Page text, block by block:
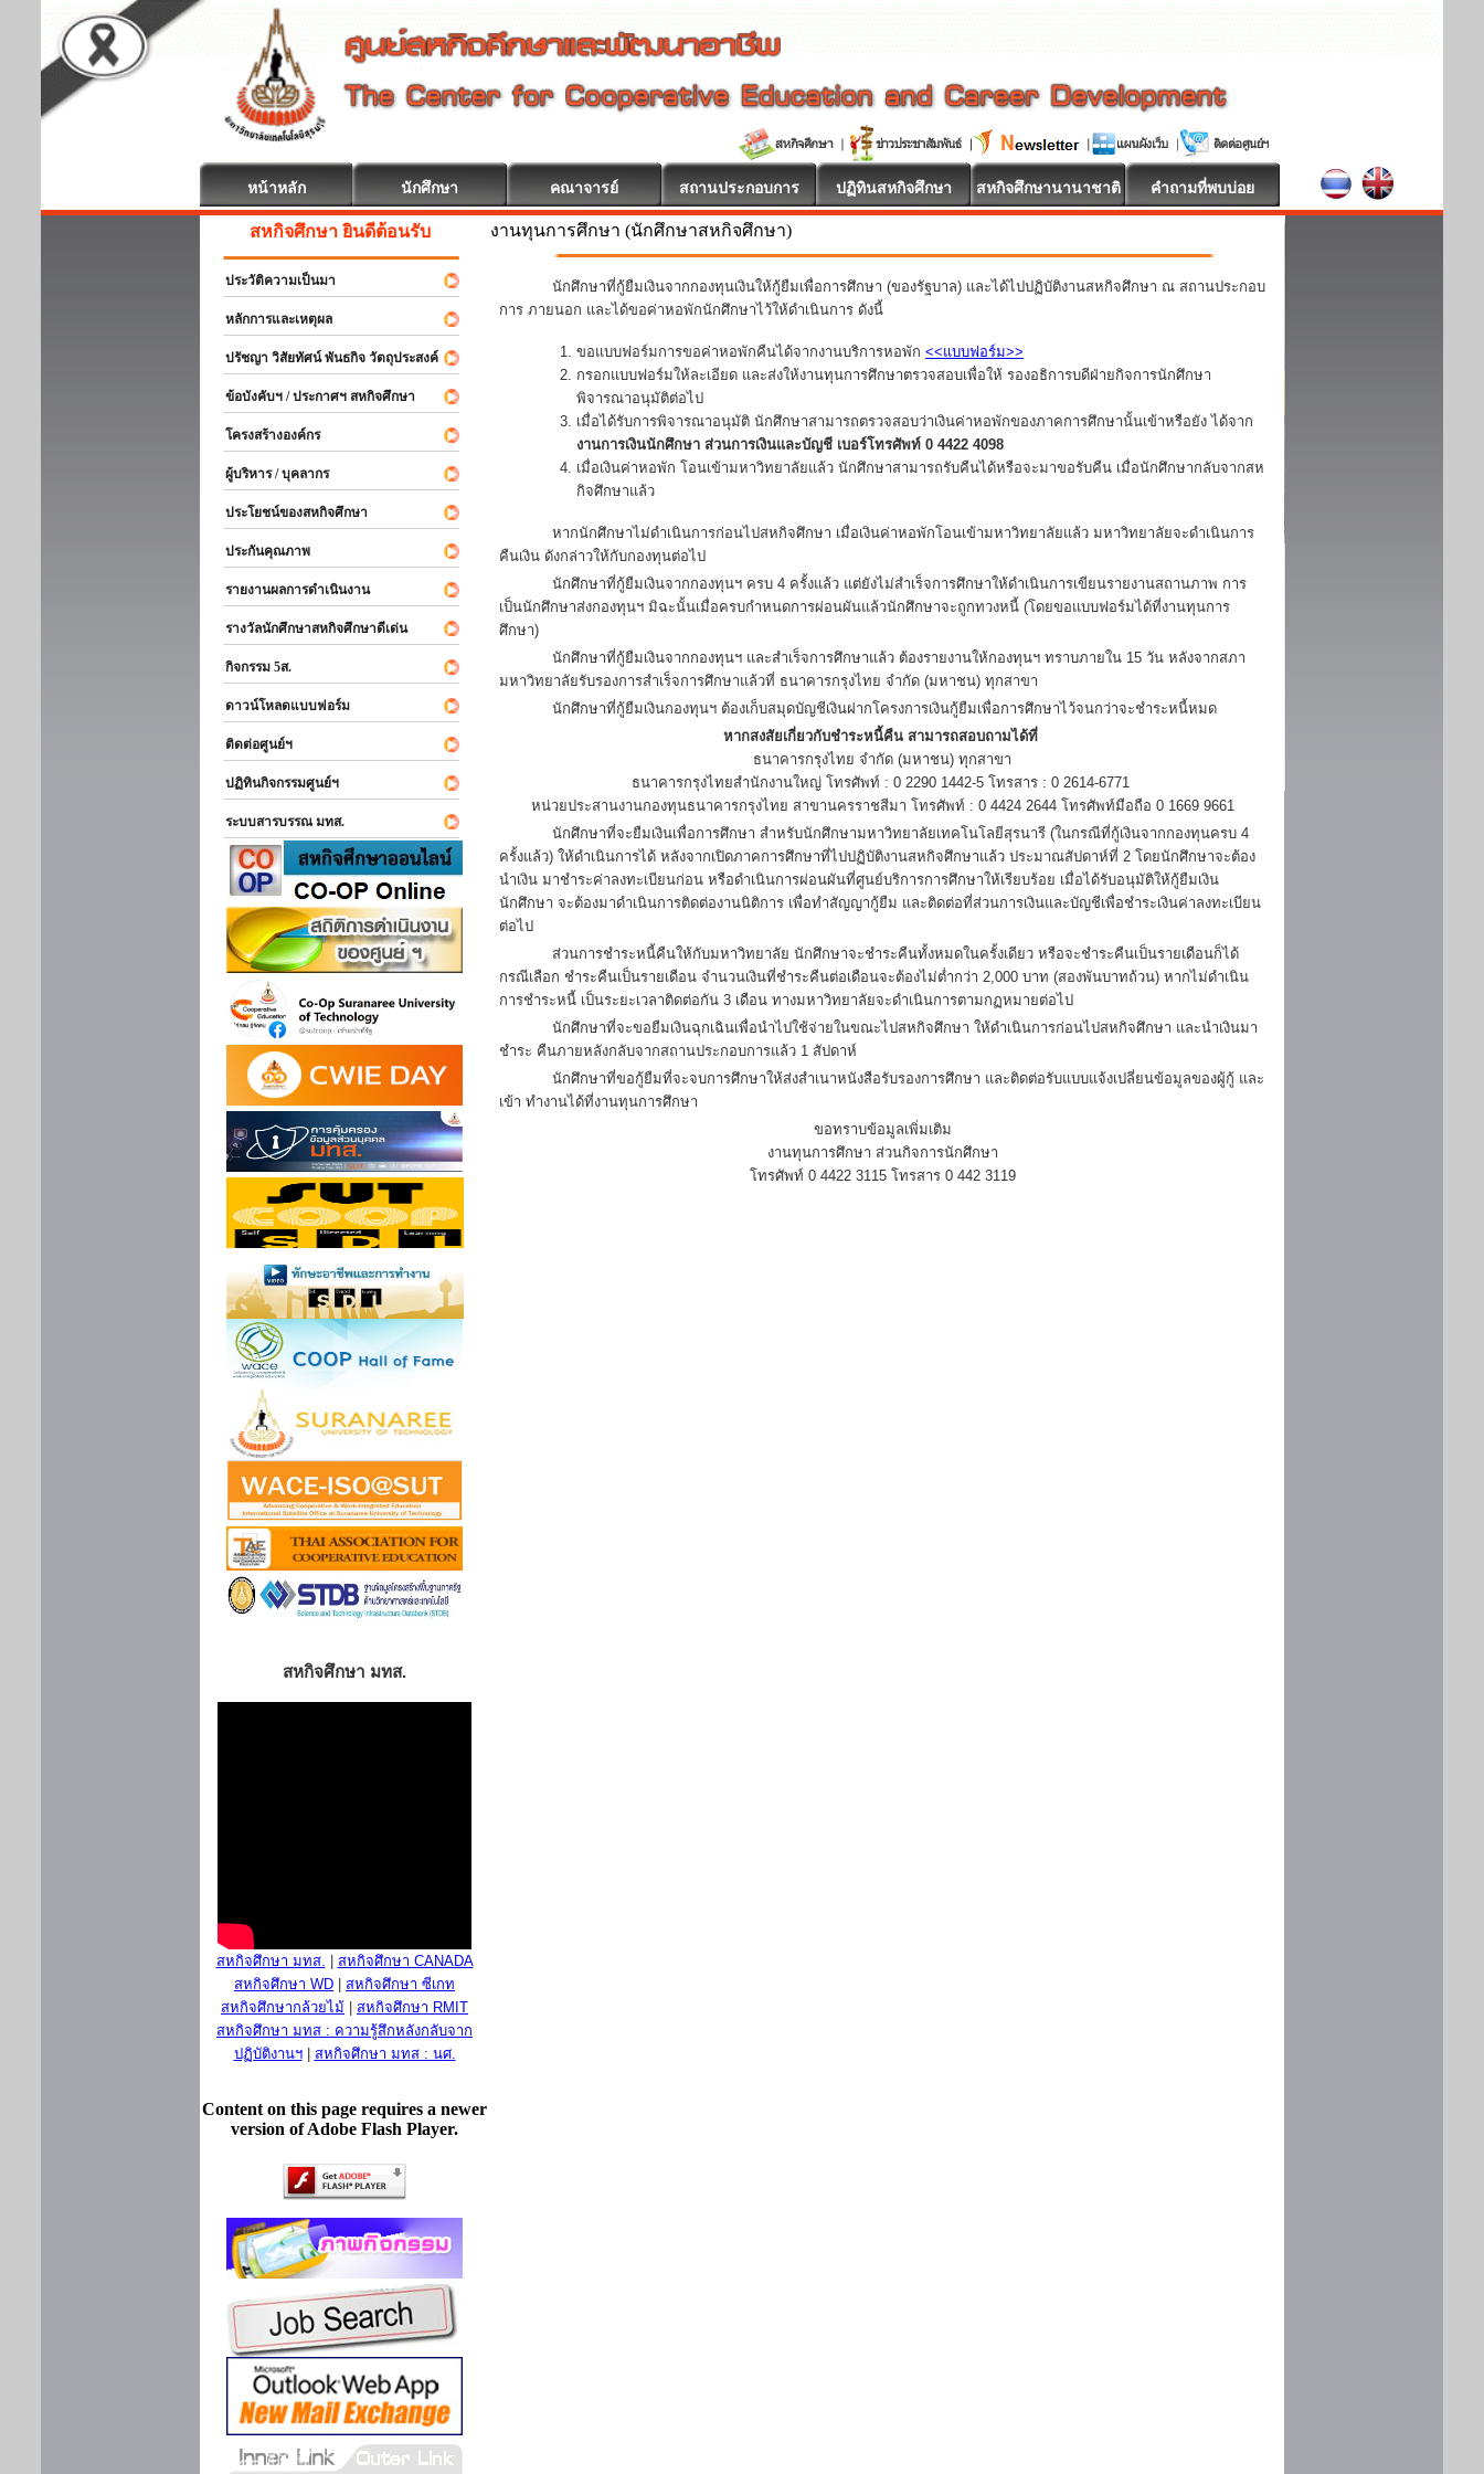
หน้าหลัก นักศึกษา คณาจารย์ สถานประกอบการ ปฏิทินสหกิจศึกษา สหกิจศึกษานานาชาติ คำถามที่พบบ่อย
สหกิจศึกษา ยินดีต้อนรับ
ประวัติความเป็นมา
หลักการและเหตุผล
ปรัชญา วิสัยทัศน์ พันธกิจ วัตถุประสงค์
ข้อบังคับฯ / ประกาศฯ สหกิจศึกษา
โครงสร้างองค์กร
ผู้บริหาร / บุคลากร
ประโยชน์ของสหกิจศึกษา
ประกันคุณภาพ
รายงานผลการดำเนินงาน
รางวัลนักศึกษาสหกิจศึกษาดีเด่น
กิจกรรม 5ส.
ดาวน์โหลดแบบฟอร์ม
ติดต่อศูนย์ฯ
ปฏิทินกิจกรรมศูนย์ฯ
ระบบสารบรรณ มทส.
สหกิจศึกษา มทส.
สหกิจศึกษา มทส.
สหกิจศึกษา CANADA
สหกิจศึกษา WD
สหกิจศึกษา ซีเกท
สหกิจศึกษากล้วยไม้
สหกิจศึกษา RMIT
สหกิจศึกษา มทส : ความรู้สึกหลังกลับจาก
ปฏิบัติงานฯ| สหกิจศึกษา มทส : นศ.
Content on this page requires a newer
version of Adobe Flash Player.
งานทุนการศึกษา (นักศึกษาสหกิจศึกษา)
นักศึกษาที่กู้ยืมเงินจากกองทุนเงินให้กู้ยืมเพื่อการศึกษา (ของรัฐบาล) และได้ไปปฏิบัติงานสหกิจศึกษา ณ สถานประกอบ
การ ภายนอก และได้ขอค่าหอพักนักศึกษาไว้ให้ดำเนินการ ดังนี้
ขอแบบฟอร์มการขอค่าหอพักคืนได้จากงานบริการหอพัก <<แบบฟอร์ม>>
กรอกแบบฟอร์มให้ละเอียด และส่งให้งานทุนการศึกษาตรวจสอบเพื่อให้ รองอธิการบดีฝ่ายกิจการนักศึกษา
พิจารณาอนุมัติต่อไป
เมื่อได้รับการพิจารณาอนุมัติ นักศึกษาสามารถตรวจสอบว่าเงินค่าหอพักของภาคการศึกษานั้นเข้าหรือยัง ได้จาก
งานการเงินนักศึกษา ส่วนการเงินและบัญชี เบอร์โทรศัพท์ 0 4422 4098
เมื่อเงินค่าหอพัก โอนเข้ามหาวิทยาลัยแล้ว นักศึกษาสามารถรับคืนได้หรือจะมาขอรับคืน เมื่อนักศึกษากลับจากสห
กิจศึกษาแล้ว
หากนักศึกษาไม่ดำเนินการก่อนไปสหกิจศึกษา เมื่อเงินค่าหอพักโอนเข้ามหาวิทยาลัยแล้ว มหาวิทยาลัยจะดำเนินการ
คืนเงิน ดังกล่าวให้กับกองทุนต่อไป
นักศึกษาที่กู้ยืมเงินจากกองทุนฯ ครบ 4 ครั้งแล้ว แต่ยังไม่สำเร็จการศึกษาให้ดำเนินการเขียนรายงานสถานภาพ การ
เป็นนักศึกษาส่งกองทุนฯ มิฉะนั้นเมื่อครบกำหนดการผ่อนผันแล้วนักศึกษาจะถูกทวงหนี้ (โดยขอแบบฟอร์มได้ที่งานทุนการ
ศึกษา)
นักศึกษาที่กู้ยืมเงินจากกองทุนฯ และสำเร็จการศึกษาแล้ว ต้องรายงานให้กองทุนฯ ทราบภายใน 15 วัน หลังจากสภา
มหาวิทยาลัยรับรองการสำเร็จการศึกษาแล้วที่ ธนาคารกรุงไทย จำกัด (มหาชน) ทุกสาขา
นักศึกษาที่กู้ยืมเงินกองทุนฯ ต้องเก็บสมุดบัญชีเงินฝากโครงการเงินกู้ยืมเพื่อการศึกษาไว้จนกว่าจะชำระหนี้หมด
หากสงสัยเกี่ยวกับชำระหนี้คืน สามารถสอบถามได้ที่
ธนาคารกรุงไทย จำกัด (มหาชน) ทุกสาขา
ธนาคารกรุงไทยสำนักงานใหญ่ โทรศัพท์ : 0 2290 1442-5 โทรสาร : 0 2614-6771
หน่วยประสานงานกองทุนธนาคารกรุงไทย สาขานครราชสีมา โทรศัพท์ : 0 4424 2644 โทรศัพท์มือถือ 0 1669 9661
นักศึกษาที่จะยืมเงินเพื่อการศึกษา สำหรับนักศึกษามหาวิทยาลัยเทคโนโลยีสุรนารี (ในกรณีที่กู้เงินจากกองทุนครบ 4
ครั้งแล้ว) ให้ดำเนินการได้ หลังจากเปิดภาคการศึกษาที่ไปปฏิบัติงานสหกิจศึกษาแล้ว ประมาณสัปดาห์ที่ 2 โดยนักศึกษาจะต้อง
นำเงิน มาชำระค่าลงทะเบียนก่อน หรือดำเนินการผ่อนผันที่ศูนย์บริการการศึกษาให้เรียบร้อย เมื่อได้รับอนุมัติให้กู้ยืมเงิน
นักศึกษา จะต้องมาดำเนินการติดต่องานนิติการ เพื่อทำสัญญากู้ยืม และติดต่อที่ส่วนการเงินและบัญชีเพื่อชำระเงินค่าลงทะเบียน
ต่อไป
ส่วนการชำระหนี้คืนให้กับมหาวิทยาลัย นักศึกษาจะชำระคืนทั้งหมดในครั้งเดียว หรือจะชำระคืนเป็นรายเดือนก็ได้
กรณีเลือก ชำระคืนเป็นรายเดือน จำนวนเงินที่ชำระคืนต่อเดือนจะต้องไม่ต่ำกว่า 2,000 บาท (สองพันบาทถ้วน) หากไม่ดำเนิน
การชำระหนี้ เป็นระยะเวลาติดต่อกัน 3 เดือน ทางมหาวิทยาลัยจะดำเนินการตามกฏหมายต่อไป
นักศึกษาที่จะขอยืมเงินฉุกเฉินเพื่อนำไปใช้จ่ายในขณะไปสหกิจศึกษา ให้ดำเนินการก่อนไปสหกิจศึกษา และนำเงินมา
ชำระ คืนภายหลังกลับจากสถานประกอบการแล้ว 1 สัปดาห์
นักศึกษาที่ขอกู้ยืมที่จะจบการศึกษาให้ส่งสำเนาหนังสือรับรองการศึกษา และติดต่อรับแบบแจ้งเปลี่ยนข้อมูลของผู้กู้ และ
เข้า ทำงานได้ที่งานทุนการศึกษา
ขอทราบข้อมูลเพิ่มเติม
งานทุนการศึกษา ส่วนกิจการนักศึกษา
โทรศัพท์ 0 4422 3115 โทรสาร 0 442 3119